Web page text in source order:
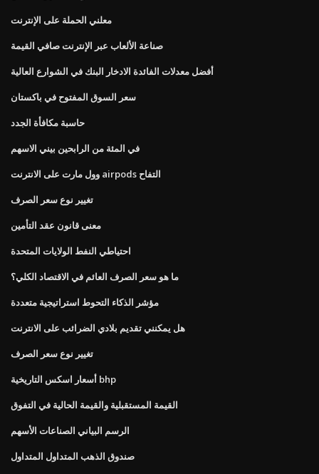
معلني الحملة على الإنترنت
صناعة الألعاب عبر الإنترنت صافي القيمة
أفضل معدلات الفائدة الادخار البنك في الشوارع العالية
سعر السوق المفتوح في باكستان
حاسبة مكافأة الجدد
في المئة من الرابحين بيني الاسهم
وول مارت على الانترنت airpods التفاح
تغيير نوع سعر الصرف
معنى قانون عقد التأمين
احتياطي النفط الولايات المتحدة
ما هو سعر الصرف العائم في الاقتصاد الكلي؟
مؤشر الذكاء التحوط استراتيجية متعددة
هل يمكنني تقديم بلادي الضرائب على الانترنت
تغيير نوع سعر الصرف
أسعار اسكس التاريخية bhp
القيمة المستقبلية والقيمة الحالية في التفوق
الرسم البياني الصناعات الأسهم
صندوق الذهب المتداول المتداول